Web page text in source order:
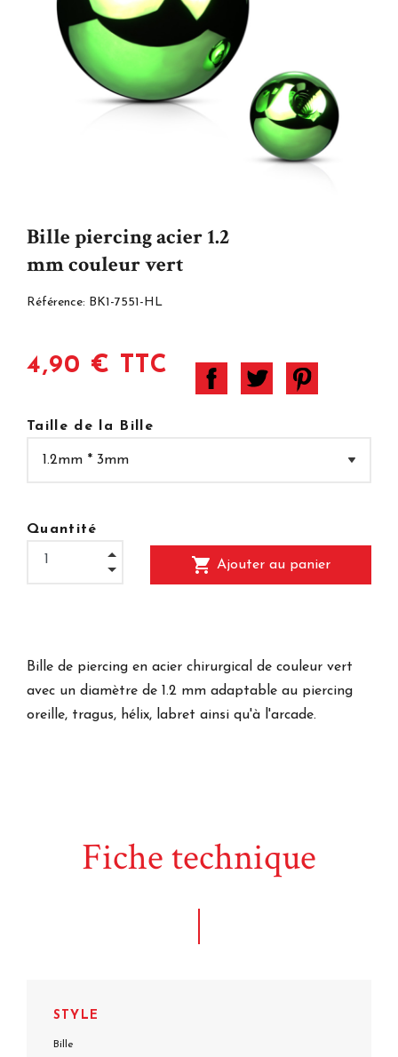
Bille piercing acier 1.2
mm couleur vert
Référence: BK1-7551-HL
4,90 € TTC
Taille de la Bille
Quantité
shopping_cart Ajouter au panier
Bille de piercing en acier chirurgical de couleur vert
avec un diamètre de 1.2 mm adaptable au piercing
oreille, tragus, hélix, labret ainsi qu'à l'arcade.
Fiche technique
STYLE
Bille